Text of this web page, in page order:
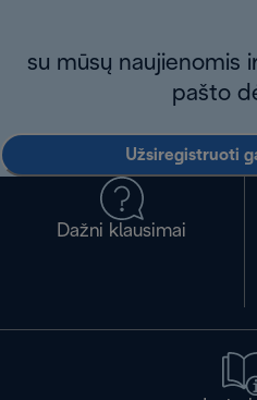
su mūsų naujienomis
pašto
Užsiregistruoti
Dažni klausimai